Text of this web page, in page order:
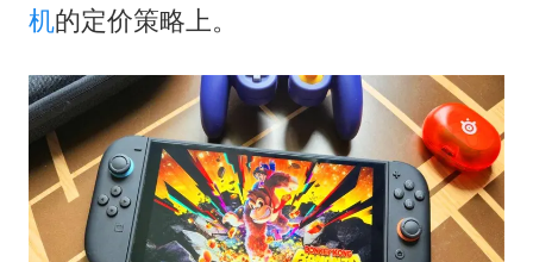
总书记点赞的非遗苗绣焕发新生机
机的定价策略上。